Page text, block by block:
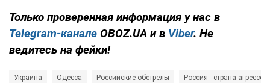
Только проверенная информация у нас в
Telegram-канале OBOZ.UA и в Viber. Не
ведитесь на фейки!
Украина Одесса Российские обстрелы Россия - страна-агрессор